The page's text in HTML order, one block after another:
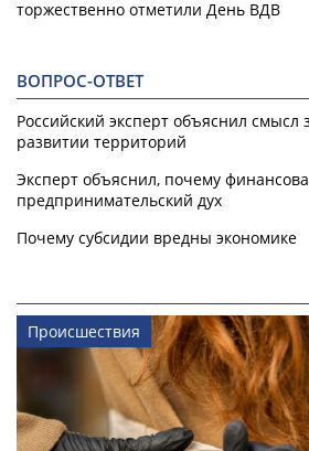
торжественно отметили День ВДВ
ВОПРОС-ОТВЕТ
Российский эксперт объяснил смысл
развитии территорий
Эксперт объяснил, почему
предпринимательский дух
Почему субсидии вредны экономике
Происшествия